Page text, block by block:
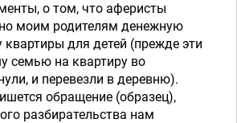
о том, что аферисты
моим родителям денежную
для детей (прежде эти
семью на квартиру во
и перевезли в деревню).
обращение (образец),
разбирательства нам